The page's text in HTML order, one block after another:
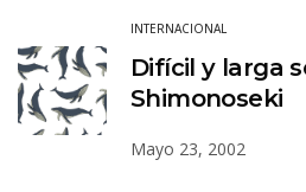
INTERNACIONAL
Difícil y larga
Shimonoseki
Mayo 23, 2002